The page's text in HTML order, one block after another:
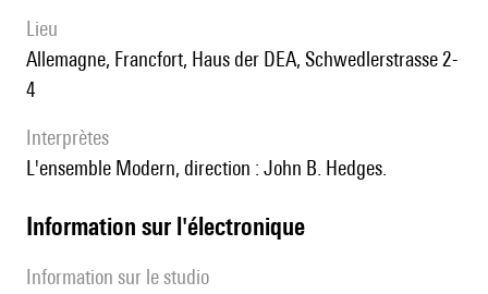
lieu
Allemagne, Francfort, Haus der DEA, Schwedlerstrasse 2-
4
interprètes
l'ensemble Modern, direction : John B. Hedges.
Information sur l'électronique
Information sur le studio